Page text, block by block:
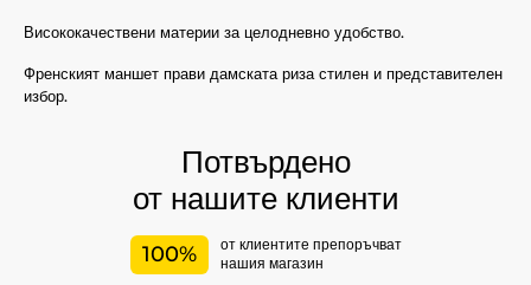
Висококачествени материи за целодневно удобство.
Френският маншет прави дамската риза стилен и представителен
избор.
Потвърдено
от нашите клиенти
100%
от клиентите препоръчват
нашия магазин